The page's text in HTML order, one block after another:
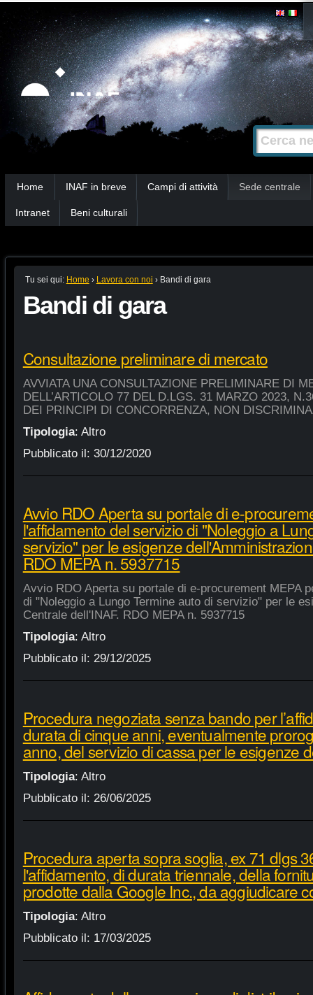
Strumenti
personali
Salta
contenuti.
|
Salta
alla
navigazione
Cerca nel
Ricerca
avanzata…
Home INAF in breve Campi di attività Sede centrale
Intranet Beni culturali
Tu sei qui: Home › Lavora con noi › Bandi di gara
Bandi di gara
Consultazione preliminare di mercato
AVVIATA UNA CONSULTAZIONE PRELIMINARE DI
DELL’ARTICOLO 77 DEL D.LGS. 31 MARZO 2023,
DEI PRINCIPI DI CONCORRENZA, NON
Tipologia: Altro
Pubblicato il: 30/12/2020
Avvio RDO Aperta su portale di e-
l'affidamento del servizio di "Noleggio a
servizio" per le esigenze
RDO MEPA n. 5937715
Avvio RDO Aperta su portale di e-procurement MEPA
di "Noleggio a Lungo Termine auto di servizio" per le
Centrale dell'INAF. RDO MEPA n. 5937715
Tipologia: Altro
Pubblicato il: 29/12/2025
Procedura negoziata senza bando per
durata di cinque anni, eventualmente
anno, del servizio di cassa per le esigenze
Tipologia: Altro
Pubblicato il: 26/06/2025
Procedura aperta sopra soglia, ex 71 dlgs
l'affidamento, di durata triennale, della
prodotte dalla Google Inc., da aggiudicare
Tipologia: Altro
Pubblicato il: 17/03/2025